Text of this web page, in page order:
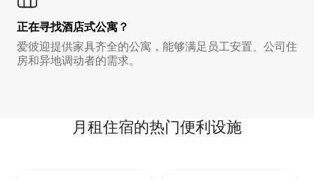
正在寻找酒店式公寓？
爱彼迎提供家具齐全的公寓，能够满足员工安置、公司住
房和异地调动者的需求。
月租住宿的热门便利设施